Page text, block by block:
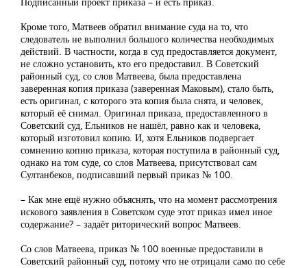
Кроме того, Матвеев обратил внимание суда на то, что
следователь не выполнил большого количества необходимых
действий. В частности, когда в суд предоставляется документ,
не сложно установить, кто его предоставил. В Советский
районный суд, со слов Матвеева, была предоставлена
заверенная копия приказа (заверенная Маковым), стало быть,
есть оригинал, с которого эта копия была снята, и человек,
который её снимал. Оригинал приказа, предоставленного в
Советский суд, Ельников не нашёл, равно как и человека,
который изготовил копию. И, хотя Ельников подвергает
сомнению копию приказа, которая поступила в районный суд,
однако на том суде, со слов Матвеева, присутствовал сам
Султанбеков, подписавший первый приказ № 100.
– Как мне ещё нужно объяснять, что на момент рассмотрения
искового заявления в Советском суде этот приказ имел иное
содержание? – задаёт риторический вопрос Матвеев.
Со слов Матвеева, приказ № 100 военные предоставили в
Советский районный суд, потому что не отрицали само по себе